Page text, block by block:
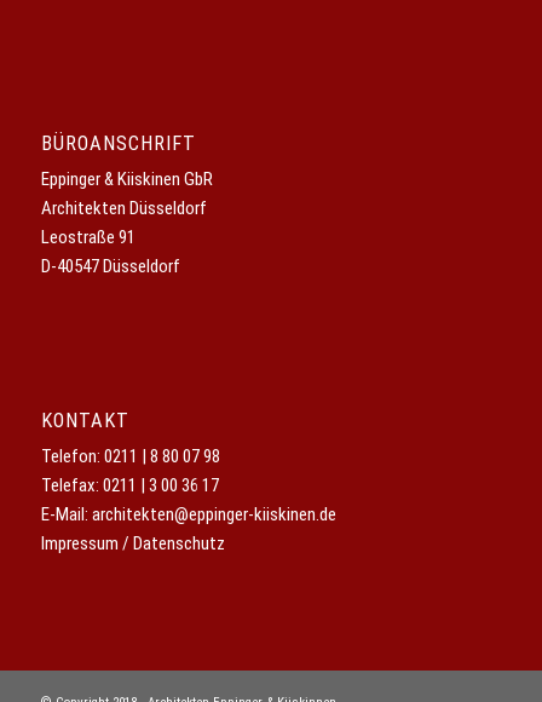
BÜROANSCHRIFT
Eppinger & Kiiskinen GbR
Architekten Düsseldorf
Leostraße 91
D-40547 Düsseldorf
KONTAKT
Telefon: 0211 | 8 80 07 98
Telefax: 0211 | 3 00 36 17
E-Mail: architekten@eppinger-kiiskinen.de
Impressum / Datenschutz